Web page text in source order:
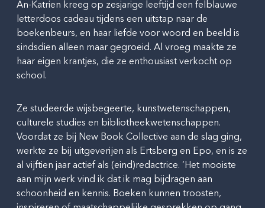
An-Katrien kreeg op zesjarige leeftijd een felblauwe
letterdoos cadeau tijdens een uitstap naar de
boekenbeurs, en haar liefde voor woord en beeld is
sindsdien alleen maar gegroeid. Al vroeg maakte ze
haar eigen krantjes, die ze enthousiast verkocht op
school.
Ze studeerde wijsbegeerte, kunstwetenschappen,
culturele studies en bibliotheekwetenschappen.
Voordat ze bij New Book Collective aan de slag ging,
werkte ze bij uitgeverijen als Ertsberg en Epo, en is ze
al vijftien jaar actief als (eind)redactrice. ‘Het mooiste
aan mijn werk vind ik dat ik mag bijdragen aan
schoonheid en kennis. Boeken kunnen troosten,